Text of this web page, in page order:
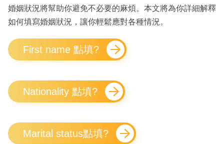
婚姻狀況將幫助你避免不必要的麻煩。本文將為你詳細解釋
如何填寫婚姻狀況，讓你輕鬆應對各種情況。
First name 點填?
Nationality 點填?
Marital status點填?